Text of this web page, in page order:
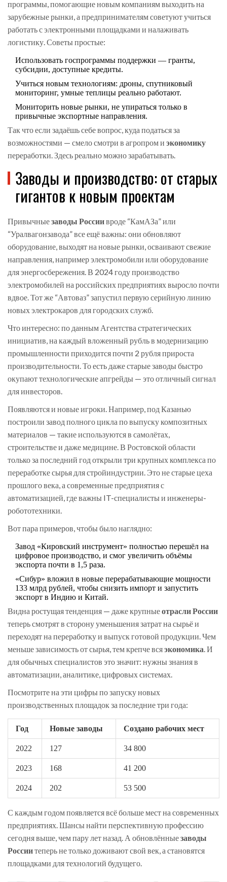
программы, помогающие новым компаниям выходить на
зарубежные рынки, а предпринимателям советуют учиться
работать с электронными площадками и налаживать
логистику. Советы простые:
Использовать госпрограммы поддержки — гранты,
субсидии, доступные кредиты.
Учиться новым технологиям: дроны, спутниковый
мониторинг, умные теплицы реально работают.
Мониторить новые рынки, не упираться только в
привычные экспортные направления.
Так что если задаёшь себе вопрос, куда податься за
возможностями — смело смотри в агропром и экономику
переработки. Здесь реально можно зарабатывать.
Заводы и производство: от старых
гигантов к новым проектам
Привычныезаводы Россиивроде “КамАЗа” или
“Уралвагонзавода” все ещё важны: они обновляют
оборудование, выходят на новые рынки, осваивают свежие
направления, например электромобили или оборудование
для энергосбережения. В 2024 году производство
электромобилей на российских предприятиях выросло почти
вдвое. Тот же “Автоваз” запустил первую серийную линию
новых электрокаров для городских служб.
Что интересно: по данным Агентства стратегических
инициатив, на каждый вложенный рубль в модернизацию
промышленности приходится почти 2 рубля прироста
производительности. То есть даже старые заводы быстро
окупают технологические апгрейды — это отличный сигнал
для инвесторов.
Появляются и новые игроки. Например, под Казанью
построили завод полного цикла по выпуску композитных
материалов — такие используются в самолётах,
строительстве и даже медицине. В Ростовской области
только за последний год открыли три крупных комплекса по
переработке сырья для стройиндустрии. Это не старые цеха
прошлого века, а современные предприятия с
автоматизацией, где важны IT-специалисты и инженеры-
робототехники.
Вот пара примеров, чтобы было наглядно:
Завод «Кировский инструмент» полностью перешёл на
цифровое производство, и смог увеличить объёмы
экспорта почти в 1,5 раза.
«Сибур» вложил в новые перерабатывающие мощности
133 млрд рублей, чтобы снизить импорт и запустить
экспорт в Индию и Китай.
Видна ростущая тенденция — даже крупныеотрасли России
теперь смотрят в сторону уменьшения затрат на сырьё и
переходят на переработку и выпуск готовой продукции. Чем
меньше зависимость от сырья, тем крепче всяэкономика. И
для обычных специалистов это значит: нужны знания в
автоматизации, аналитике, цифровых системах.
Посмотрите на эти цифры по запуску новых
производственных площадок за последние три года:
Год Новые заводы Создано рабочих мест
2022 127 34 800
2023 168 41 200
2024 202 53 500
С каждым годом появляется всё больше мест на современных
предприятиях. Шансы найти перспективную профессию
сегодня выше, чем пару лет назад. А обновлённыезаводы
Россиитеперь не только доживают свой век, а становятся
площадками для технологий будущего.